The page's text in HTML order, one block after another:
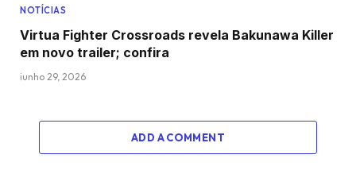
NOTÍCIAS
Virtua Fighter Crossroads revela Bakunawa Killer
em novo trailer; confira
junho 29, 2026
ADD A COMMENT